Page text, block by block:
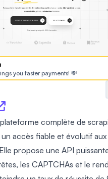
you faster payments! 💸
complète de
accès fiable et évolutif
propose une API
les CAPTCHAs et le